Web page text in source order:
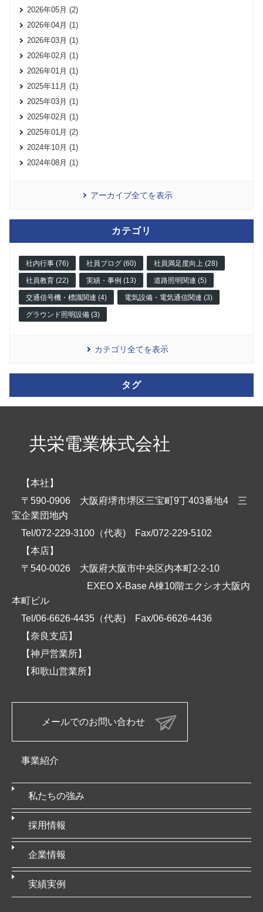
2026年05月 (2)
2026年04月 (1)
2026年03月 (1)
2026年02月 (1)
2026年01月 (1)
2025年11月 (1)
2025年03月 (1)
2025年02月 (1)
2025年01月 (2)
2024年10月 (1)
2024年08月 (1)
アーカイブ全てを表示
カテゴリ
社内行事 (76) 社員ブログ (60) 社員満足度向上 (28)
社員教育 (22) 実績・事例 (13) 道路照明関連 (5)
交通信号機・標識関連 (4) 電気設備・電気通信関連 (3)
グラウンド照明設備 (3)
カテゴリ全てを表示
タグ
共栄電業株式会社
【本社】
〒590-0906 大阪府堺市堺区三宝町9丁403番地4 三
宝企業団地内
Tel/072-229-3100（代表)
Fax/072-229-5102
【本店】
〒540-0026 大阪府大阪市中央区内本町2-2-10
EXEO X-Base A棟10階エクシオ大阪内
本町ビル
Tel/06-6626-4435（代表)
Fax/06-6626-4436
【奈良支店】
【神戸営業所】
【和歌山営業所】
メールでのお問い合わせ
事業紹介
私たちの強み
採用情報
企業情報
実績実例